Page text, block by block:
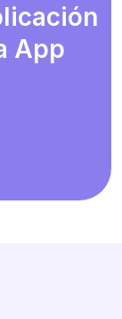
App